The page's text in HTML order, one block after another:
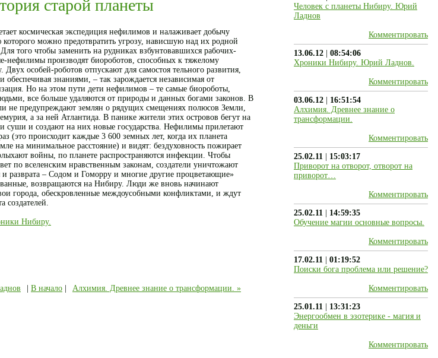
старой планеты
космическая экспедиция нефилимов и налаживает добычу
можно предотвратить угрозу, нависшую над их родной
того чтобы заменить на рудниках взбунтовавшихся рабочих-
нефилимы производят биороботов, способных к тяжелому
Двух особей-роботов отпускают для самостоя тельного развития,
обеспечивая знаниями, – так зарождается независимая от
Но на этом пути дети нефилимов – те самые биороботы,
все больше удаляются от природы и данных богами законов. В
не предупреждают землян о рядущих смещениях полюсов Земли,
а за ней Атлантида. В панике жители этих островов бегут на
суши и создают на них новые государства. Нефилимы прилетают
(это происходит каждые 3 600 земных лет, когда их планета
на минимальное расстояние) и видят: бездуховность пожирает
войны, по планете распространяются инфекции. Чтобы
по вселенским нравственным законам, создатели уничтожают
и разврата – Содом и Гоморру и многие другие процветающие»
возвращаются на Нибиру. Люди же вновь начинают
города, обескровленные междоусобными конфликтами, и ждут
создателей.
Нибиру.
В начало Алхимия. Древнее знание о трансформации. »
Человек с планеты Нибиру. Юрий
Ладнов
Комментировать
13.06.12
08:54:06
Хроники Нибиру. Юрий Ладнов.
Комментировать
03.06.12
16:51:54
Алхимия. Древнее знание о
трансформации.
Комментировать
25.02.11
15:03:17
Приворот на отворот, отворот на
приворот…
Комментировать
25.02.11
14:59:35
Обучение магии основные вопросы.
Комментировать
17.02.11
01:19:52
Поиски бога проблема или решение?
Комментировать
25.01.11
13:31:23
Энергообмен в эзотерике - магия и
деньги
Комментировать